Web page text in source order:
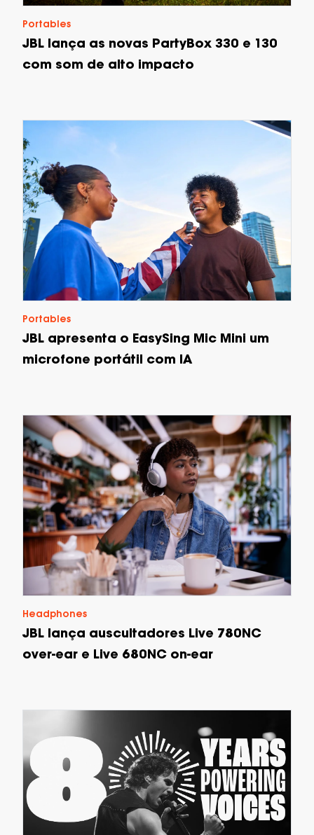
Portables
JBL lança as novas PartyBox 330 e 130
com som de alto impacto
Portables
JBL apresenta o EasySing Mic Mini um
microfone portátil com IA
Headphones
JBL lança auscultadores Live 780NC
over-ear e Live 680NC on-ear